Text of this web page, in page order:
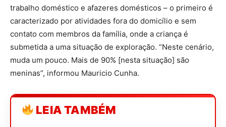
trabalho doméstico e afazeres domésticos – o primeiro é
caracterizado por atividades fora do domicílio e sem
contato com membros da família, onde a criança é
submetida a uma situação de exploração. “Neste cenário,
muda um pouco. Mais de 90% [nesta situação] são
meninas”, informou Mauricio Cunha.
LEIA TAMBÉM